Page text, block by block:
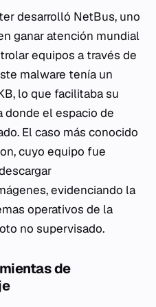
desarrolló NetBus, uno
ganar atención mundial
equipos a través de
malware tenía un
lo que facilitaba su
donde el espacio de
El caso más conocido
cuyo equipo fue
evidenciando la
operativos de la
no supervisado.
de